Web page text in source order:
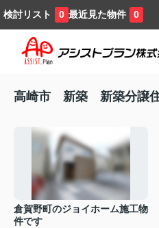
検討リスト 0 最近見た物件 0
高崎市 新築 新築分譲
倉賀野町のジョイホーム施工物
件です